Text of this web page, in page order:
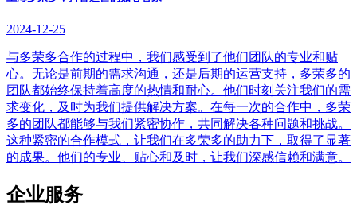
2024-12-25
与多荣多合作的过程中，我们感受到了他们团队的专业和贴
心。无论是前期的需求沟通，还是后期的运营支持，多荣多的
团队都始终保持着高度的热情和耐心。他们时刻关注我们的需
求变化，及时为我们提供解决方案。在每一次的合作中，多荣
多的团队都能够与我们紧密协作，共同解决各种问题和挑战。
这种紧密的合作模式，让我们在多荣多的助力下，取得了显著
的成果。他们的专业、贴心和及时，让我们深感信赖和满意。
企业服务